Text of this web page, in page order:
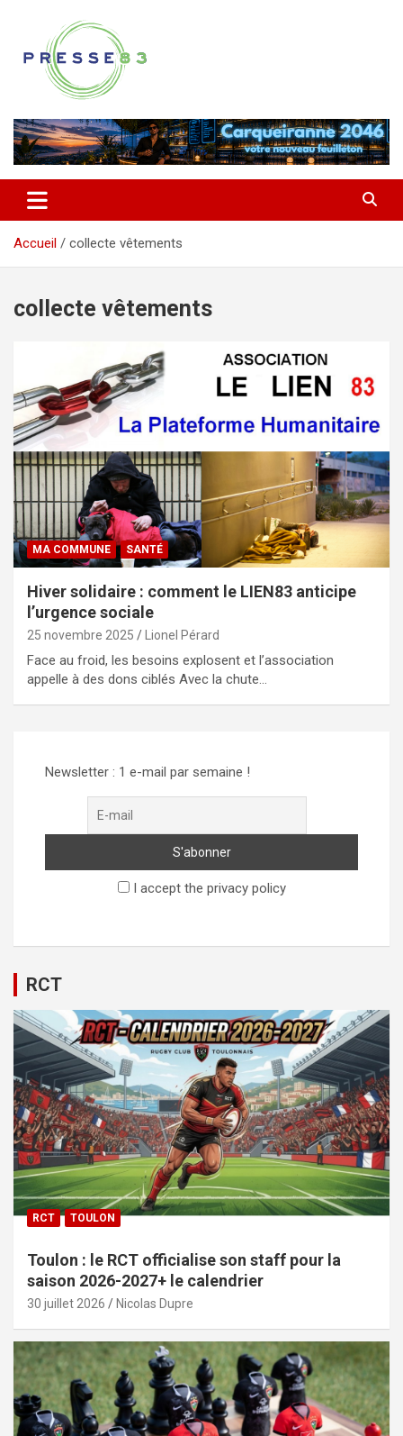
contenu
Presse 83
Accueil collecte vêtements
collecte vêtements
MA COMMUNE SANTÉ
Hiver solidaire : comment le LIEN83 anticipe
l’urgence sociale
25 novembre 2025 Lionel Pérard
Face au froid, les besoins explosent et l’association
appelle à des dons ciblés Avec la chute…
Newsletter : 1 e-mail par semaine !
I accept the privacy policy
RCT
RCT TOULON
Toulon : le RCT officialise son staff pour la
saison 2026-2027+ le calendrier
30 juillet 2026 Nicolas Dupre